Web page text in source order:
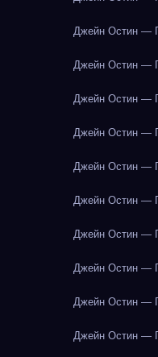
Джейн Остин —
Джейн Остин —
Джейн Остин —
Джейн Остин —
Джейн Остин —
Джейн Остин —
Джейн Остин —
Джейн Остин —
Джейн Остин —
Джейн Остин —